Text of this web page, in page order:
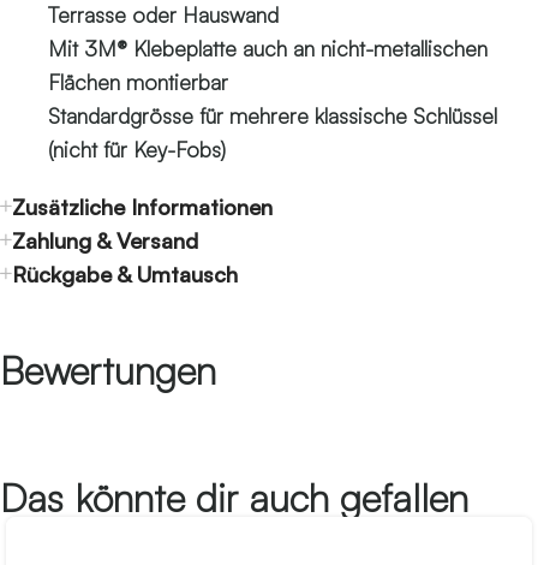
Terrasse oder Hauswand
Mit 3M® Klebeplatte auch an nicht-metallischen
Flächen montierbar
Standardgrösse für mehrere klassische Schlüssel
(nicht für Key-Fobs)
Zusätzliche Informationen
Zahlung & Versand
Rückgabe & Umtausch
Bewertungen
Das könnte dir auch gefallen